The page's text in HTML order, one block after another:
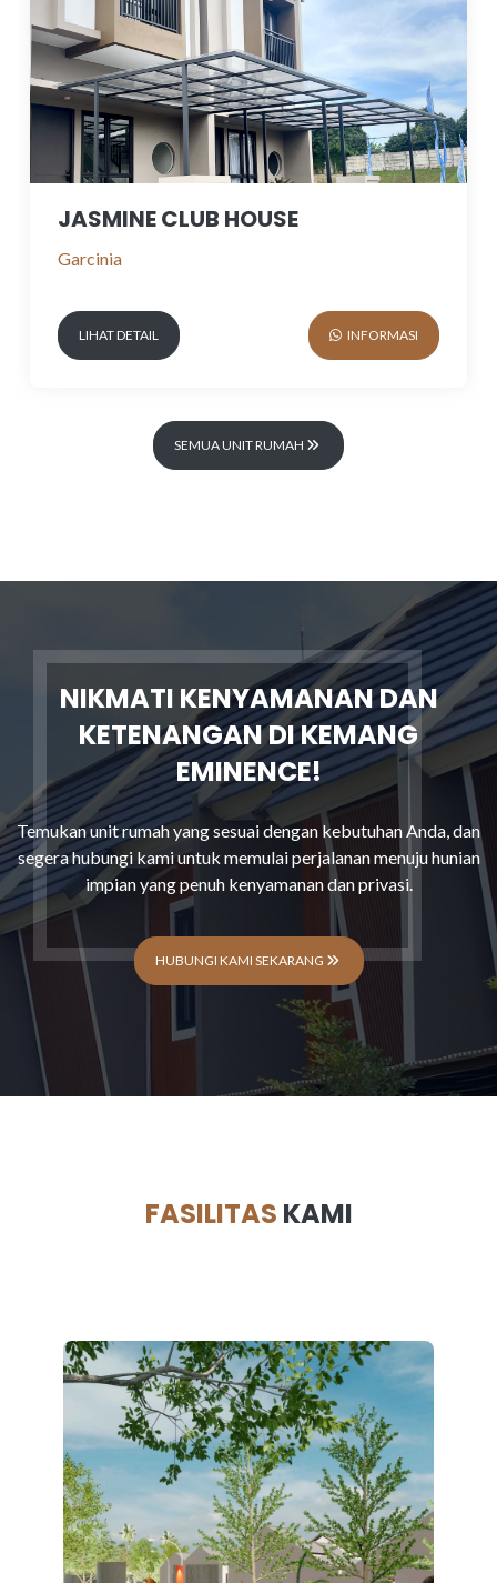
JASMINE CLUB HOUSE
Garcinia
LIHAT DETAIL INFORMASI
SEMUA UNIT RUMAH
NIKMATI KENYAMANAN DAN
KETENANGAN DI KEMANG
EMINENCE!
Temukan unit rumah yang sesuai dengan kebutuhan Anda, dan
segera hubungi kami untuk memulai perjalanan menuju hunian
impian yang penuh kenyamanan dan privasi.
HUBUNGI KAMI SEKARANG
FASILITAS KAMI